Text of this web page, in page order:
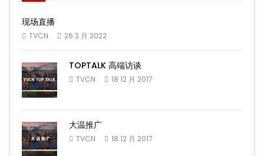
现场直播
TVCN 26 2 月 2022
TOPTALK 高端访谈
TVCN 18 12 月 2017
大温推广
TVCN 18 12 月 2017